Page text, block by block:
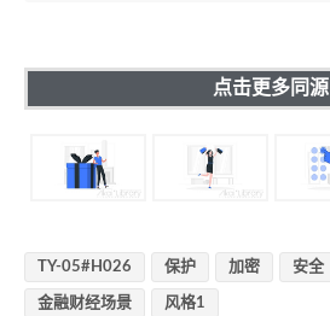
点击更多同源
TY-05#H026 保护 加密 安全
金融财经场景 风格1